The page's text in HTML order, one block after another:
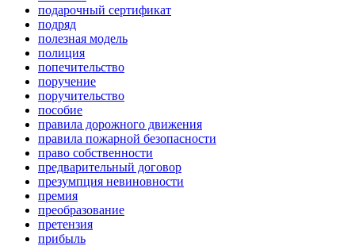
подарочный сертификат
подряд
полезная модель
полиция
попечительство
поручение
поручительство
пособие
правила дорожного движения
правила пожарной безопасности
право собственности
предварительный договор
презумпция невиновности
премия
преобразование
претензия
прибыль